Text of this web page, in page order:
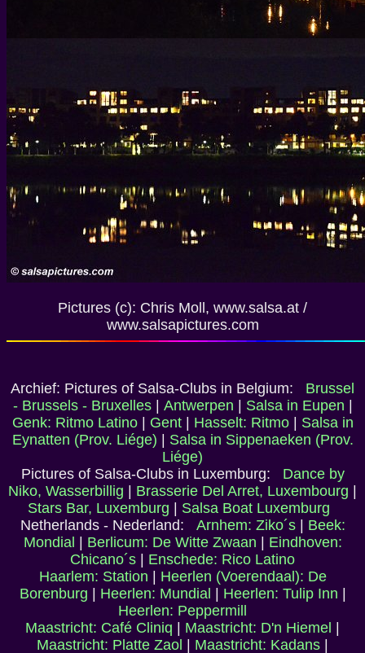
Pictures (c): Chris Moll, www.salsa.at /
www.salsapictures.com
Archief: Pictures of Salsa-Clubs in Belgium: Brussel
- Brussels - Bruxelles| Antwerpen Salsa in Eupen
Genk: Ritmo Latino| Gent| Hasselt: Ritmo| Salsa in
Eynatten (Prov. Liége)
Salsa in Sippenaeken (Prov.
Liége)
Pictures of Salsa-Clubs in Luxemburg: Dance by
Niko, Wasserbillig
Brasserie Del Arret, Luxembourg
Stars Bar, Luxemburg
Salsa Boat Luxemburg
Netherlands - Nederland: Arnhem: Ziko´s| Beek:
Mondial
Berlicum: De Witte Zwaan
Eindhoven:
Chicano´s
Enschede: Rico Latino
Haarlem: Station
Heerlen (Voerendaal): De
Borenburg
Heerlen: Mundial Heerlen: Tulip Inn
Heerlen: Peppermill
Maastricht: Café Cliniq
Maastricht: D'n Hiemel
Maastricht: Platte Zaol
Maastricht: Kadans